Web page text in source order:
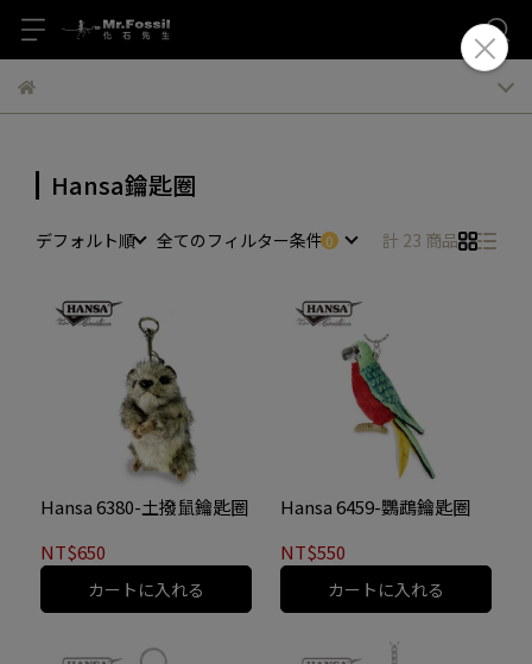
Hansa鑰匙圈
デフォルト順 全てのフィルター条件 計 23 商品
Hansa 6380-土撥鼠鑰匙圈
NT$650
カートに入れる
Hansa 6459-鸚鵡鑰匙圈
NT$550
カートに入れる